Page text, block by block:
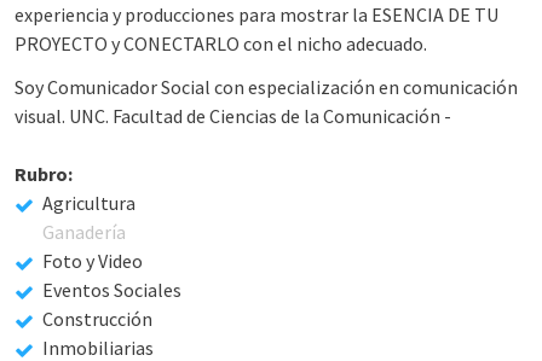
experiencia y producciones para mostrar la ESENCIA DE TU
PROYECTO y CONECTARLO con el nicho adecuado.
Soy Comunicador Social con especialización en comunicación
visual. UNC. Facultad de Ciencias de la Comunicación -
Rubro:
Agricultura
Ganadería
Foto y Video
Eventos Sociales
Construcción
Inmobiliarias